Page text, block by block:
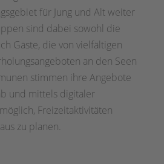
für Jung und Alt weiter
sind dabei sowohl die
Gäste, die von vielfältigen
an den Seen
stimmen ihre Angebote
und mittels digitaler
Freizeitaktivitäten
zu planen.